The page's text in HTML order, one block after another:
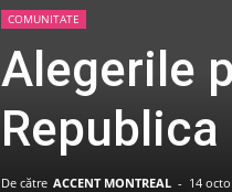
COMUNITATE
Alegerile
De către ACCENT MONTREAL - 14